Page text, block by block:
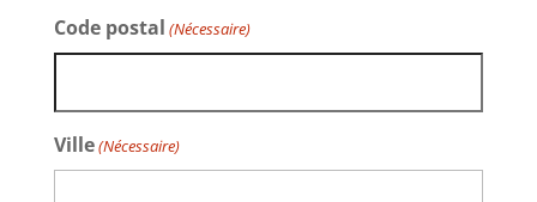
Code postal (Nécessaire)
Ville(Nécessaire)